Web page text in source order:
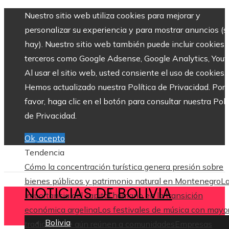
Nuestro sitio web utiliza cookies para mejorar y
personalizar su experiencia y para mostrar anuncios
hay). Nuestro sitio web también puede incluir cookies
terceros como Google Adsense, Google Analytics,
Al usar el sitio web, usted consiente el uso de cookies.
Hemos actualizado nuestra Política de Privacidad. Por
favor, haga clic en el botón para consultar nuestra
de Privacidad.
Ok, acepto
Tendencia
Cómo la concentración turística genera presión sobre
bienes públicos y patrimonio natural en Montenegro
importancia del capital humano en la transición
económica argelinaLos festivales de música con
tradición que aún reúnen a comunidades
Empresas
NOTICIAS DE BOLIVIA
Bolivia